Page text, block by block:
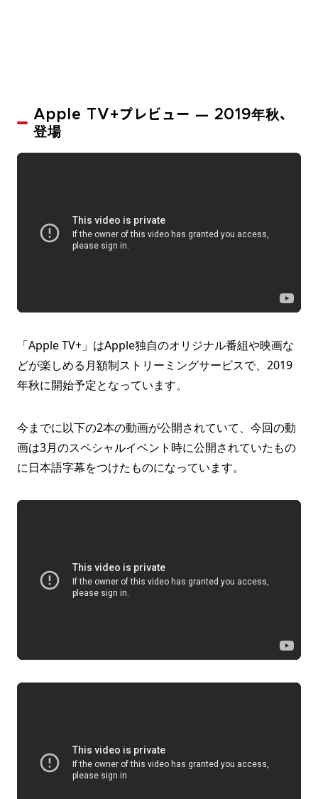
Apple TV+プレビュー — 2019年秋、
登場
「Apple TV+」はApple独自のオリジナル番組や映画な
どが楽しめる月額制ストリーミングサービスで、2019
年秋に開始予定となっています。
今までに以下の2本の動画が公開されていて、今回の動
画は3月のスペシャルイベント時に公開されていたもの
に日本語字幕をつけたものになっています。